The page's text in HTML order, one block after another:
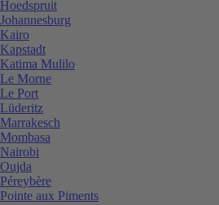
Hoedspruit
Johannesburg
Kairo
Kapstadt
Katima Mulilo
Le Morne
Le Port
Lüderitz
Marrakesch
Mombasa
Nairobi
Oujda
Péreybère
Pointe aux Piments